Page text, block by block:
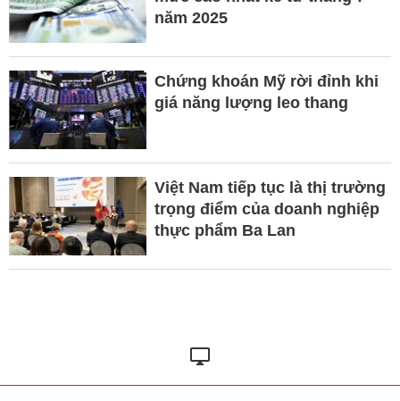
năm 2025
Chứng khoán Mỹ rời đỉnh khi
giá năng lượng leo thang
Việt Nam tiếp tục là thị trường
trọng điểm của doanh nghiệp
thực phẩm Ba Lan